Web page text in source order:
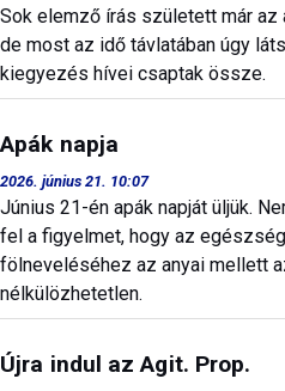
Sok elemző írás született már
de most az idő távlatában úgy
kiegyezés hívei csaptak össze.
Apák napja
2026. június 21. 10:07
Június 21-én apák napját üljük.
fel a figyelmet, hogy az
fölneveléséhez az anyai mellett
nélkülözhetetlen.
Újra indul az Agit. Prop.